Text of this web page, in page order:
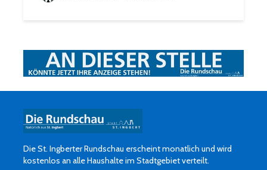
Die St. Ingberter Rundschau erscheint monatlich und wird
kostenlos an alle Haushalte im Stadtgebiet verteilt.